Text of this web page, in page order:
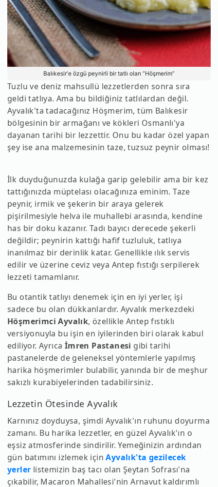
Balıkesir'e özgü peynirli bir tatlı olan “Höşmerim”
Tuzlu ve deniz mahsullü lezzetlerden sonra sıra
geldi tatlıya. Ama bu bildiğiniz tatlılardan değil.
Ayvalık'ta tadacağınız Höşmerim, tüm Balıkesir
bölgesinin bir armağanı ve kökleri Osmanlı'ya
dayanan tarihi bir lezzettir. Onu bu kadar özel yapan
şey ise ana malzemesinin taze, tuzsuz peynir olması!
İlk duyduğunuzda kulağa garip gelebilir ama bir kez
tattığınızda müptelası olacağınıza eminim. Taze
peynir, irmik ve şekerin bir araya gelerek
pişirilmesiyle helva ile muhallebi arasında, kendine
has bir doku kazanır. Tadı bayıcı derecede şekerli
değildir; peynirin kattığı hafif tuzluluk, tatlıya
inanılmaz bir derinlik katar. Genellikle ılık servis
edilir ve üzerine ceviz veya Antep fıstığı serpilerek
lezzeti tamamlanır.
Bu otantik tatlıyı denemek için en iyi yerler, işi
sadece bu olan dükkanlardır. Ayvalık merkezdeki
Höşmerimci Ayvalık, özellikle Antep fıstıklı
versiyonuyla bu işin en iyilerinden biri olarak kabul
ediliyor. Ayrıca İmren Pastanesi gibi tarihi
pastanelerde de geleneksel yöntemlerle yapılmış
harika höşmerimler bulabilir, yanında bir de meşhur
sakızlı kurabiyelerinden tadabilirsiniz.
Lezzetin Ötesinde Ayvalık
Karnınız doyduysa, şimdi Ayvalık'ın ruhunu doyurma
zamanı. Bu harika lezzetler, en güzel Ayvalık'ın o
eşsiz atmosferinde sindirilir. Yemeğinizin ardından
gün batımını izlemek içinAyvalık'ta gezilecek
yerler listemizin baş tacı olan Şeytan Sofrası'na
çıkabilir, Macaron Mahallesi'nin Arnavut kaldırımlı